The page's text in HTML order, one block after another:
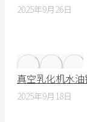
2025年9月26日
真空乳化机水
2025年9月18日